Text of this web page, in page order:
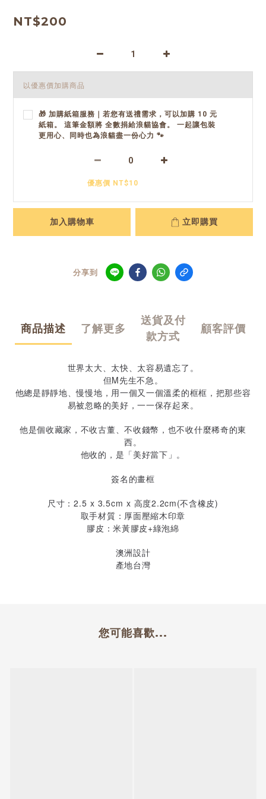
NT$200
以優惠價加購商品
🎁 加購紙箱服務｜若您有送禮需求，可以加購 10 元
紙箱。 這筆金額將 全數捐給浪貓協會。 一起讓包裝
更用心、同時也為浪貓盡一份心力 🐾
優惠價 NT$10
加入購物車 立即購買
分享到
商品描述 了解更多
送貨及付
款方式
顧客評價
世界太大、太快、太容易遺忘了。
但M先生不急。
他總是靜靜地、慢慢地，用一個又一個溫柔的框框，把那些容
易被忽略的美好，一一保存起來。
他是個收藏家，不收古董、不收錢幣，也不收什麼稀奇的東
西。
他收的，是「美好當下」。
簽名的畫框
尺寸：2.5 x 3.5cm x 高度2.2cm(不含橡皮)
取手材質：厚面壓縮木印章
膠皮：米黃膠皮+綠泡綿
澳洲設計
產地台灣
您可能喜歡...